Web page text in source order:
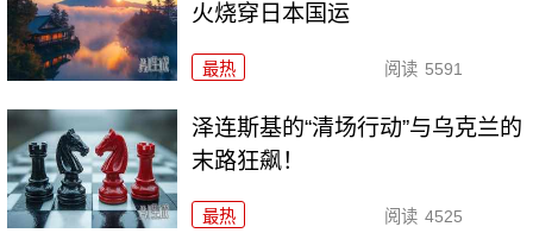
火烧穿日本国运
最热 阅读 5591
泽连斯基的“清场行动”与乌克兰的
末路狂飙！
最热 阅读 4525